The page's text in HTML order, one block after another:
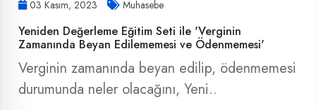
03 Kasım, 2023 Muhasebe
Yeniden Değerleme Eğitim Seti ile 'Verginin
Zamanında Beyan Edilememesi ve Ödenmemesi'
Verginin zamanında beyan edilip, ödenmemesi
durumunda neler olacağını, Yeni..